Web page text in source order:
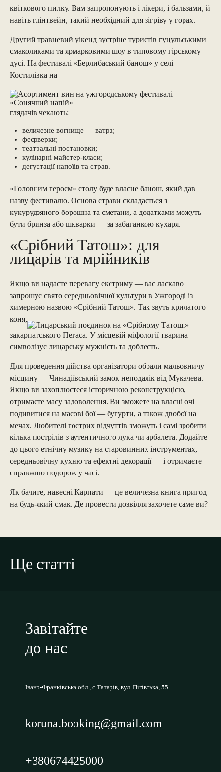
квіткового пилку. Вам запропонують і лікери, і бальзами, й
навіть глінтвейн, такий необхідний для зігріву у горах.
Другий травневий уікенд зустріне туристів гуцульськими
смаколиками та ярмарковими шоу в типовому гірському
дусі. На фестивалі «Берлибаський банош» у селі
Костилівка на
глядачів чекають:
величезне вогнище — ватра;
феєрверки;
театральні постановки;
кулінарні майстер-класи;
дегустації напоїів та страв.
«Головним героєм» столу буде власне банош, який дав
назву фестивалю. Основа страви складається з
кукурудзяного борошна та сметани, а додатками можуть
бути бринза або шкварки — за забаганкою кухаря.
«Срібний Татош»: для
лицарів та мрійників
Якщо ви надаєте перевагу екстриму — вас ласкаво
запрошує свято середньовічної культури в Ужгороді із
химерною назвою «Срібний Татош». Так звуть крилатого
коня,
закарпатського Пегаса. У місцевій міфології тварина
символізує лицарську мужність та доблесть.
Для проведення дійства організатори обрали мальовничу
місцину — Чинадіївський замок неподалік від Мукачева.
Якщо ви захоплюєтеся історичною реконструкцією,
отримаєте масу задоволення. Ви зможете на власні очі
подивитися на масові бої — бугурти, а також двобої на
мечах. Любителі гострих відчуттів зможуть і самі зробити
кілька пострілів з аутентичного лука чи арбалета. Додайте
до цього етнічну музику на старовинних інструментах,
середньовічну кухню та ефектні декорації — і отримаєте
справжню подорож у часі.
Як бачите, навесні Карпати — це величезна книга пригод
на будь-який смак. Де провести дозвілля захочете саме ви?
Ще статті
Завітайте
до нас
Івано-Франківська обл., с.Татарів, вул. Пігівська, 55
koruna.booking@gmail.com
+380674425000